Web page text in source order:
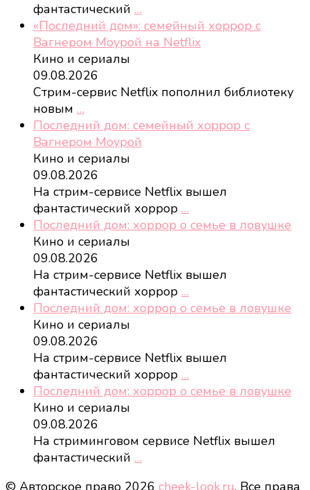
фантастический …
«Последний дом»: семейный хоррор с
Вагнером Моурой на Netflix
Кино и сериалы
09.08.2026
Стрим-сервис Netflix пополнил библиотеку
новым …
Последний дом: семейный хоррор с
Вагнером Моурой
Кино и сериалы
09.08.2026
На стрим-сервисе Netflix вышел
фантастический хоррор …
Последний дом: хоррор о семье в ловушке
Кино и сериалы
09.08.2026
На стрим-сервисе Netflix вышел
фантастический хоррор …
Последний дом: хоррор о семье в ловушке
Кино и сериалы
09.08.2026
На стрим-сервисе Netflix вышел
фантастический хоррор …
Последний дом: хоррор о семье в ловушке
Кино и сериалы
09.08.2026
На стриминговом сервисе Netflix вышел
фантастический …
© Авторское право 2026 cheek-look.ru. Все права